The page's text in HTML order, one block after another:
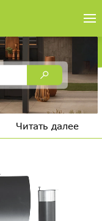
Читать далее